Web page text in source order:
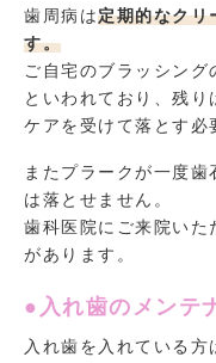
歯周病は定期的なクリ
す。
ご自宅のブラッシン
といわれており、残
ケアを受けて落とす必
またプラークが一度
は落とせません。
歯科医院にご来院いた
があります。
●入れ歯のメンテ
入れ歯を入れている方